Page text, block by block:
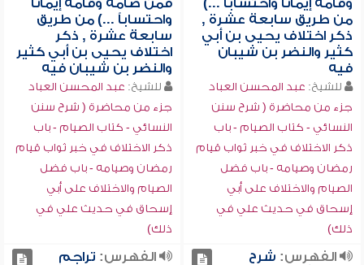
وقامه إيماناً واحتساباً ...)
من طريق سابعة عشرة ,
ذكر اختلاف يحيى بن أبي
كثير والنضر بن شيبان
فيه
للشيخ: عبد المحسن العباد
جزء من محاضرة ( شرح سنن
النسائي - كتاب الصيام - باب
ذكر الاختلاف في خبر ثواب قيام
رمضان وصيامه - باب فضل
الصيام والاختلاف على أبي
إسحاق في حديث علي في
ذلك)
فمن صامه وقامه إيماناً
واحتساباً ...) من طريق
سابعة عشرة , ذكر
اختلاف يحيى بن أبي كثير
والنضر بن شيبان فيه
للشيخ: عبد المحسن العباد
جزء من محاضرة ( شرح سنن
النسائي - كتاب الصيام - باب
ذكر الاختلاف في خبر ثواب قيام
رمضان وصيامه - باب فضل
الصيام والاختلاف على أبي
إسحاق في حديث علي في
ذلك)
الفهرس: شرح
الفهرس: تراجم